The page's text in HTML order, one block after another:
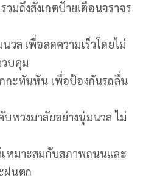
มถึงสังเกตป้ายเตือนจราจร
วล เพื่อลดความเร็วโดยไม่
วบคุม
กกะทันหัน เพื่อป้องกันรถลื่น
บพวงมาลัยอย่างนุ่มนวล ไม่
เหมาะสมกับสภาพถนนและ
ฝนตก